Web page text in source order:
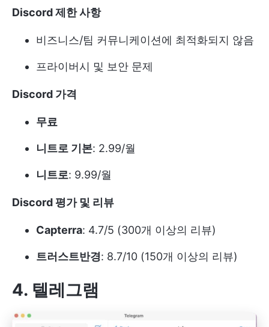
Discord 제한 사항
비즈니스/팀 커뮤니케이션에 최적화되지 않음
프라이버시 및 보안 문제
Discord 가격
무료
니트로 기본: 2.99/월
니트로: 9.99/월
Discord 평가 및 리뷰
Capterra: 4.7/5 (300개 이상의 리뷰)
트러스트반경: 8.7/10 (150개 이상의 리뷰)
4. 텔레그램